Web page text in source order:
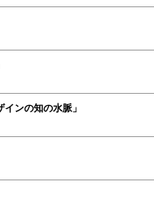
ンの知の水脈」